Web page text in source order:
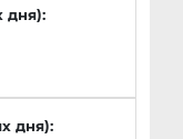
дня):
дня):